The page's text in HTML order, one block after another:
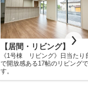
【キッチン】
《1号棟 キッチン》キッチン
るっと回れ家事効率UP！回遊
で配膳や片付けがスムーズ。
族で一緒に料理したり、お手